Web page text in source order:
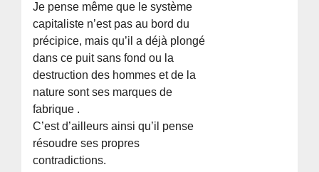
Je pense même que le système
capitaliste n’est pas au bord du
précipice, mais qu’il a déjà plongé
dans ce puit sans fond ou la
destruction des hommes et de la
nature sont ses marques de
fabrique .
C’est d’ailleurs ainsi qu’il pense
résoudre ses propres
contradictions.